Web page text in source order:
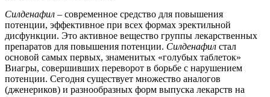
Силденафил – современное средство для повышения
потенции, эффективное при всех формах эректильной
дисфункции. Это активное вещество группы лекарственных
препаратов для повышения потенции. Силденафил стал
основой самых первых, знаменитых «голубых таблеток»
Виагры, совершивших переворот в борьбе с нарушением
потенции. Сегодня существует множество аналогов
(дженериков) и разнообразных форм выпуска лекарств на